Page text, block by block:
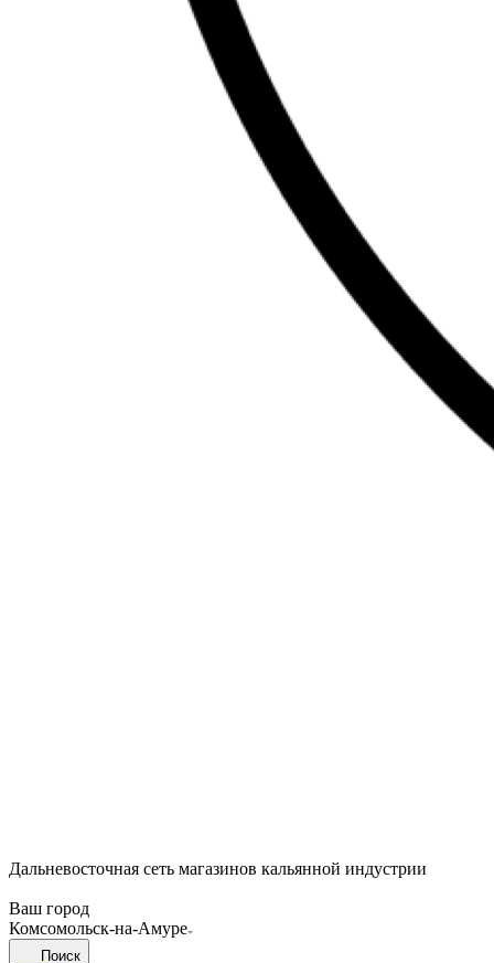
Дальневосточная сеть магазинов кальянной индустрии
Ваш город
Комсомольск-на-Амуре
Поиск